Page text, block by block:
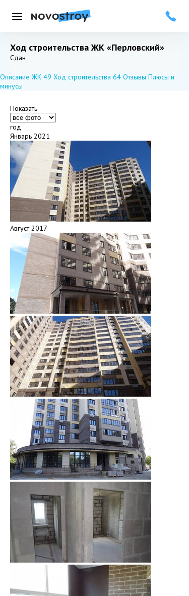
Меню
Ход строительства ЖК «Перловский»
Добавить в избранное
Подписаться
Сдан
Описание ЖК 49 Ход строительства 64 Отзывы Плюсы и
минусы
Показать
год
Январь 2021
Август 2017